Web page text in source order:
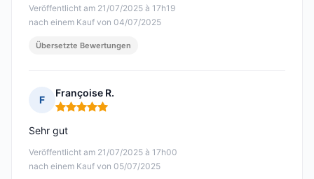
Veröffentlicht am 21/07/2025 à 17h19
nach einem Kauf von 04/07/2025
Übersetzte Bewertungen
F
Françoise R.
Hinweis: 5 von 5
Veröffentlicht am 21/07/2025 à 17h00
nach einem Kauf von 05/07/2025
Sehr gut